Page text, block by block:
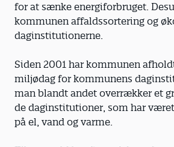
for at sænke energiforbruget.
kommunen affaldssortering og
daginstitutionerne.
Siden 2001 har kommunen
miljødag for kommunens
man blandt andet overrækker et
de daginstitutioner, som har
på el, vand og varme.